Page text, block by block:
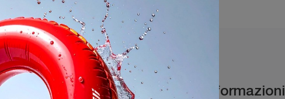
Richiedi Maggiori Informazioni